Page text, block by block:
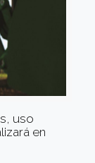
uso
en